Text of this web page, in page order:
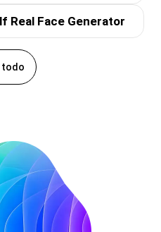
Real Face Generator
todo